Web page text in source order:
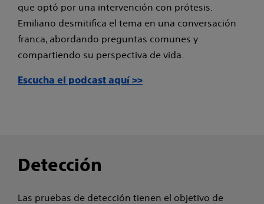
que optó por una intervención con prótesis.
Emiliano desmitifica el tema en una conversación
franca, abordando preguntas comunes y
compartiendo su perspectiva de vida.
Escucha el podcast aquí >>
Detección
Las pruebas de detección tienen el objetivo de